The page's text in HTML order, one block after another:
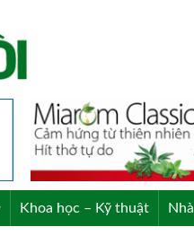
Khoa học – Kỹ thuật